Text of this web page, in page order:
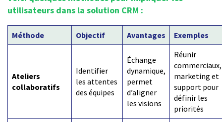
utilisateurs dans la solution CRM :
Méthode Objectif Avantages Exemples
Ateliers
collaboratifs
Identifier
les attentes
des équipes
Échange
dynamique,
permet
d’aligner
les visions
Réunir
commerciaux,
marketing et
support pour
définir les
priorités